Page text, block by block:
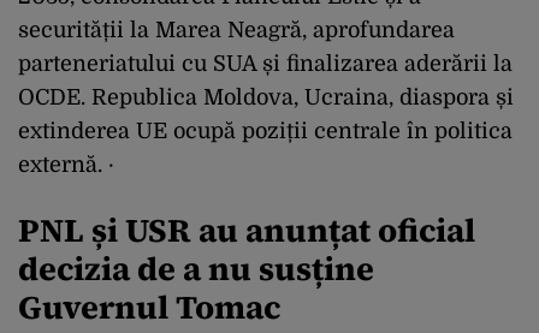
securității la Marea Neagră, aprofundarea
parteneriatului cu SUA și finalizarea aderării la
OCDE. Republica Moldova, Ucraina, diaspora și
extinderea UE ocupă poziții centrale în politica
externă. ·
PNL și USR au anunțat oficial
decizia de a nu susține
Guvernul Tomac